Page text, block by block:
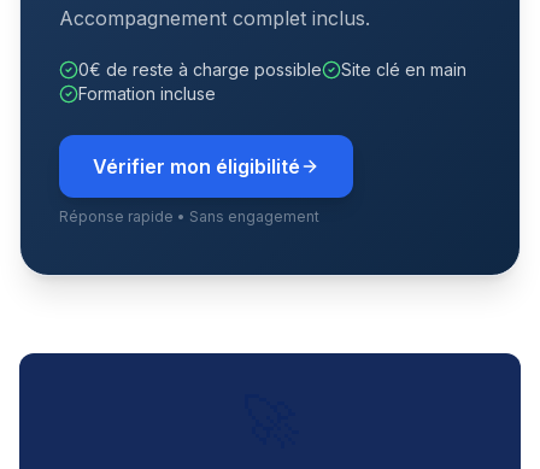
Accompagnement complet inclus.
0€ de reste à charge possible
Site clé en main
Formation incluse
Vérifier mon éligibilité
Réponse rapide • Sans engagement